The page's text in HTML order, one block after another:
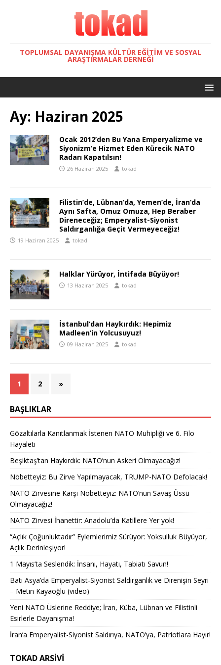
TOPLUMSAL DAYANIŞMA KÜLTÜR EĞITIM VE SOSYAL
ARAŞTIRMALAR DERNEĞI
Ay: Haziran 2025
Ocak 2012’den Bu Yana Emperyalizme ve
Siyonizm’e Hizmet Eden Kürecik NATO
Radarı Kapatılsın!
26 Haziran 2025 tokad
Filistin’de, Lübnan’da, Yemen’de, İran’da
Aynı Safta, Omuz Omuza, Hep Beraber
Direneceğiz; Emperyalist-Siyonist
Saldırganlığa Geçit Vermeyeceğiz!
19 Haziran 2025 tokad
Halklar Yürüyor, İntifada Büyüyor!
13 Haziran 2025 tokad
İstanbul’dan Haykırdık: Hepimiz
Madleen’in Yolcusuyuz!
09 Haziran 2025 tokad
1 2 »
BAŞLIKLAR
Gözaltılarla Kanıtlanmak İstenen NATO Muhipliği ve 6. Filo
Hayaleti
Beşiktaş’tan Haykırdık: NATO’nun Askeri Olmayacağız!
Nöbetteyiz: Bu Zirve Yapılmayacak, TRUMP-NATO Defolacak!
NATO Zirvesine Karşı Nöbetteyiz: NATO’nun Savaş Üssü
Olmayacağız!
NATO Zirvesi İhanettir: Anadolu’da Katillere Yer yok!
“Açlık Çoğunluktadır” Eylemlerimiz Sürüyor: Yoksulluk Büyüyor,
Açlık Derinleşiyor!
1 Mayıs’ta Seslendik: İnsanı, Hayatı, Tabiatı Savun!
Batı Asya’da Emperyalist-Siyonist Saldırganlık ve Direnişin Seyri
– Metin Kayaoğlu (video)
Yeni NATO Üslerine Reddiye; İran, Küba, Lübnan ve Filistinli
Esirlerle Dayanışma!
İran’a Emperyalist-Siyonist Saldırıya, NATO’ya, Patriotlara Hayır!
TOKAD ARSIVI